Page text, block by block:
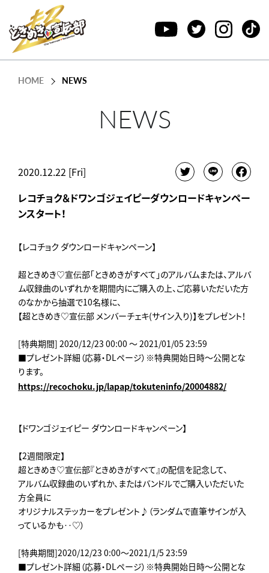
HOME NEWS
NEWS
2020.12.22 [Fri]
レコチョク＆ドワンゴジェイピーダウンロードキャンペー
ンスタート！
【レコチョク ダウンロードキャンペーン】
超ときめき♡宣伝部「ときめきがすべて」のアルバムまたは、アルバ
ム収録曲のいずれかを期間内にご購入の上、ご応募いただいた方
のなかから抽選で10名様に、
【超ときめき♡宣伝部 メンバーチェキ(サイン入り)】をプレゼント！
[特典期間] 2020/12/23 00:00 ～ 2021/01/05 23:59
■プレゼント詳細（応募・DLページ）※特典開始日時～公開とな
ります。
https://recochoku.jp/lapap/tokuteninfo/20004882/
【ドワンゴジェイピー ダウンロードキャンペーン】
【2週間限定】
超ときめき♡宣伝部『ときめきがすべて』の配信を記念して、
アルバム収録曲のいずれか、またはバンドルでご購入いただいた
方全員に
オリジナルステッカーをプレゼント♪（ランダムで直筆サインが入
っているかも‥♡）
[特典期間]2020/12/23 0:00～2021/1/5 23:59
■プレゼント詳細（応募・DLページ）※特典開始日時～公開とな